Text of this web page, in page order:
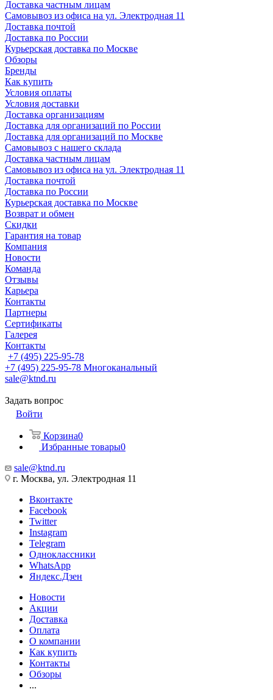
Доставка частным лицам
Самовывоз из офиса на ул. Электродная 11
Доставка почтой
Доставка по России
Курьерская доставка по Москве
Обзоры
Бренды
Как купить
Условия оплаты
Условия доставки
Доставка организациям
Доставка для организаций по России
Доставка для организаций по Москве
Самовывоз с нашего склада
Доставка частным лицам
Самовывоз из офиса на ул. Электродная 11
Доставка почтой
Доставка по России
Курьерская доставка по Москве
Возврат и обмен
Скидки
Гарантия на товар
Компания
Новости
Команда
Отзывы
Карьера
Контакты
Партнеры
Сертификаты
Галерея
Контакты
+7 (495) 225-95-78
+7 (495) 225-95-78 Многоканальный
sale@ktnd.ru
Задать вопрос
Войти
Корзина0
Избранные товары0
sale@ktnd.ru
г. Москва, ул. Электродная 11
Вконтакте
Facebook
Twitter
Instagram
Telegram
Одноклассники
WhatsApp
Яндекс.Дзен
Новости
Акции
Доставка
Оплата
О компании
Как купить
Контакты
Обзоры
...